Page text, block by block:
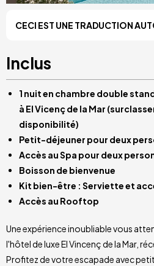
CECI EST UNE TRADUCTION
Inclus
1 nuit en chambre double
à El Vicenç de la Mar
disponibilité)
Petit-déjeuner pour deux
Accès au Spa pour deux
Boisson de bienvenue
Kit bien-être : Serviette et
Accès au Rooftop
Une expérience inoubliable vous
l'hôtel de luxe El Vincenç de la Mar,
Profitez de votre escapade avec